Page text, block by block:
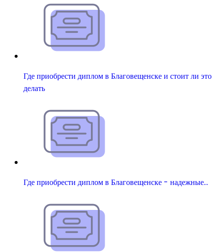
Где приобрести диплом в Благовещенске и стоит ли это
делать
Где приобрести диплом в Благовещенске - надежные…